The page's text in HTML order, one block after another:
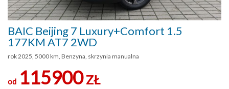
BAIC Beijing 7 Luxury+Comfort 1.5
177KM AT7 2WD
rok 2025, 5000 km, Benzyna, skrzynia manualna
od 115900ZŁ